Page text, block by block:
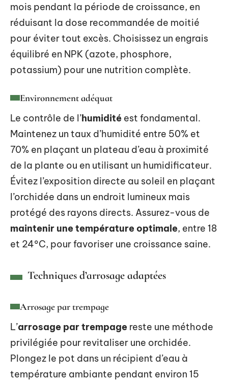
mois pendant la période de croissance, en
réduisant la dose recommandée de moitié
pour éviter tout excès. Choisissez un engrais
équilibré en NPK (azote, phosphore,
potassium) pour une nutrition complète.
Environnement adéquat
Le contrôle de l’humidité est fondamental.
Maintenez un taux d’humidité entre 50% et
70% en plaçant un plateau d’eau à proximité
de la plante ou en utilisant un humidificateur.
Évitez l’exposition directe au soleil en plaçant
l’orchidée dans un endroit lumineux mais
protégé des rayons directs. Assurez-vous de
maintenir une température optimale, entre 18
et 24°C, pour favoriser une croissance saine.
Techniques d’arrosage adaptées
Arrosage par trempage
L’arrosage par trempage reste une méthode
privilégiée pour revitaliser une orchidée.
Plongez le pot dans un récipient d’eau à
température ambiante pendant environ 15